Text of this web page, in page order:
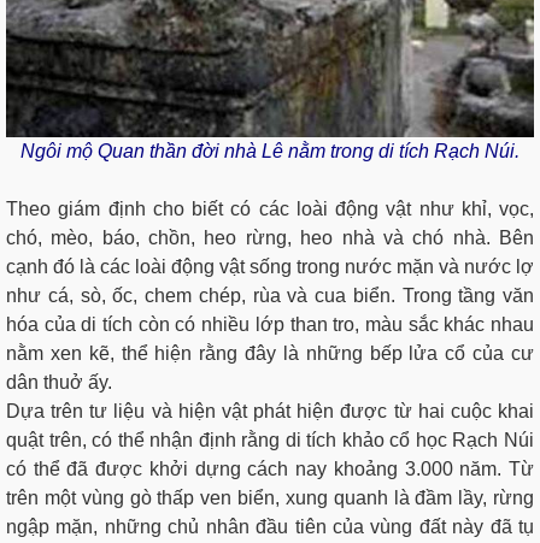
Ngôi mộ Quan thần đời nhà Lê nằm trong di tích Rạch Núi.
Theo giám định cho biết có các loài động vật như khỉ, vọc,
chó, mèo, báo, chồn, heo rừng, heo nhà và chó nhà. Bên
cạnh đó là các loài động vật sống trong nước mặn và nước lợ
như cá, sò, ốc, chem chép, rùa và cua biển. Trong tầng văn
hóa của di tích còn có nhiều lớp than tro, màu sắc khác nhau
nằm xen kẽ, thể hiện rằng đây là những bếp lửa cổ của cư
dân thuở ấy.
Dựa trên tư liệu và hiện vật phát hiện được từ hai cuộc khai
quật trên, có thể nhận định rằng di tích khảo cổ học Rạch Núi
có thể đã được khởi dựng cách nay khoảng 3.000 năm. Từ
trên một vùng gò thấp ven biển, xung quanh là đầm lầy, rừng
ngập mặn, những chủ nhân đầu tiên của vùng đất này đã tụ